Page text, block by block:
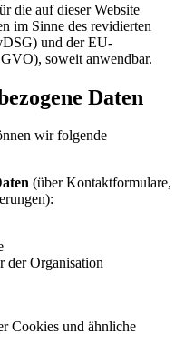
die auf dieser Website
im Sinne des revidierten
und der EU-
soweit anwendbar.
Daten
wir folgende
(über Kontaktformulare,
der Organisation
Cookies und ähnliche